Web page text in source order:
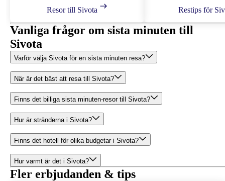
Resor till Sivota Restips för
Vanliga frågor om sista minuten till
Sivota
Varför välja Sivota för en sista minuten resa?
När är det bäst att resa till Sivota?
Finns det billiga sista minuten-resor till Sivota?
Hur är stränderna i Sivota?
Finns det hotell för olika budgetar i Sivota?
Hur varmt är det i Sivota?
Fler erbjudanden & tips